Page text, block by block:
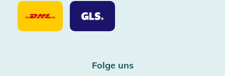
Unsere
Versandarten
DHL
Unsere
Versandarten
GLS
Folge uns